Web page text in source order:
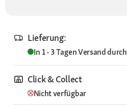
Lieferung:
In 1 - 3 TagenVersand durch
Click & Collect
Nicht verfügbar